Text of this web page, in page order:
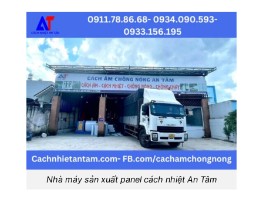
Nhà máy sản xuất panel cách nhiệt An Tâm